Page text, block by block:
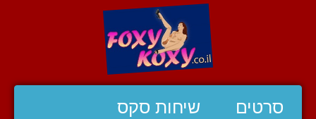
סרטים שיחות סקס